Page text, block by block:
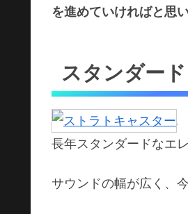
を進めていければと思い
スタンダー
長年スタンダードなエ
サウンドの幅が広く、